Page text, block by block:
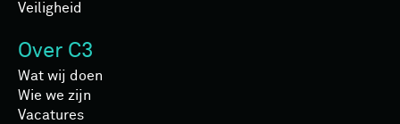
Veiligheid
Over C3
Wat wij doen
Wie we zijn
Vacatures